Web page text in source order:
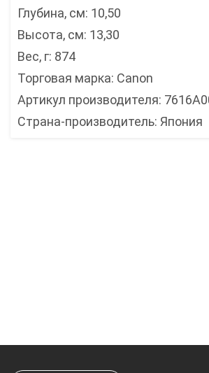
Глубина, см: 10,50
Высота, см: 13,30
Вес, г: 874
Торговая марка: Canon
Артикул производителя:
Страна-производитель: Япония